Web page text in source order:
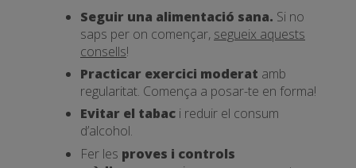
Seguir una alimentació sana. Si no
saps per on començar, segueix aquests
consells!
Practicar exercici moderat amb
regularitat. Comença a posar-te en forma!
Evitar el tabac i reduir el consum
d’alcohol.
Fer les proves i controls